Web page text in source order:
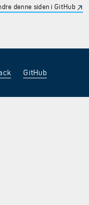
denne siden i GitHub
GitHub